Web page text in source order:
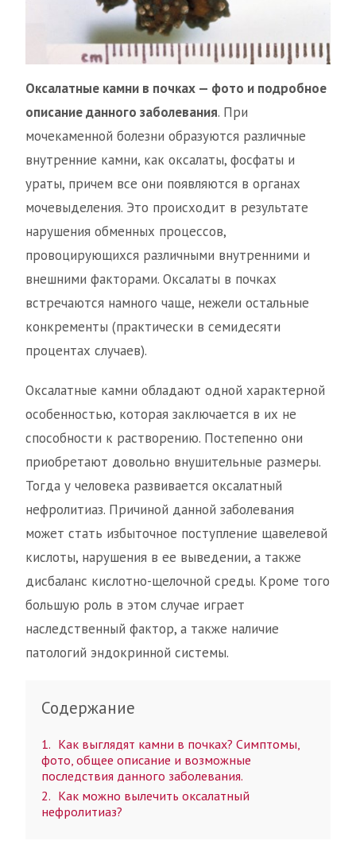
Оксалатные камни в почках — фото и подробное
описание данного заболевания. При
мочекаменной болезни образуются различные
внутренние камни, как оксалаты, фосфаты и
ураты, причем все они появляются в органах
мочевыделения. Это происходит в результате
нарушения обменных процессов,
провоцирующихся различными внутренними и
внешними факторами. Оксалаты в почках
встречаются намного чаще, нежели остальные
конкременты (практически в семидесяти
процентах случаев).
Оксалатные камни обладают одной характерной
особенностью, которая заключается в их не
способности к растворению. Постепенно они
приобретают довольно внушительные размеры.
Тогда у человека развивается оксалатный
нефролитиаз. Причиной данной заболевания
может стать избыточное поступление щавелевой
кислоты, нарушения в ее выведении, а также
дисбаланс кислотно-щелочной среды. Кроме того
большую роль в этом случае играет
наследственный фактор, а также наличие
патологий эндокринной системы.
Содержание
1
Как выглядят камни в почках? Симптомы,
фото, общее описание и возможные
последствия данного заболевания.
2
Как можно вылечить оксалатный
нефролитиаз?